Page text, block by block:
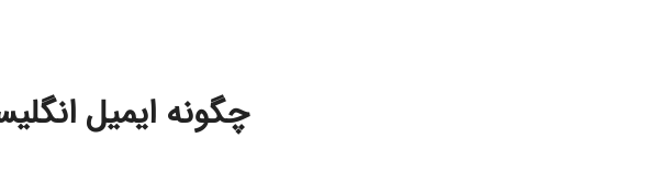
چگونه ایمیل